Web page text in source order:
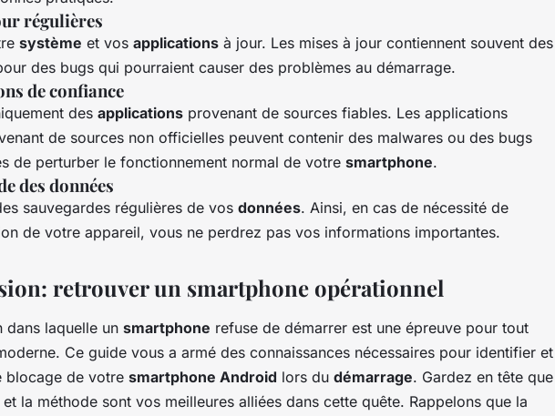
régulières
système et vos applications à jour. Les mises à jour contiennent souvent des
des bugs qui pourraient causer des problèmes au démarrage.
de confiance
des applications provenant de sources fiables. Les applications
de sources non officielles peuvent contenir des malwares ou des bugs
de perturber le fonctionnement normal de votre smartphone.
des données
sauvegardes régulières de vos données. Ainsi, en cas de nécessité de
de votre appareil, vous ne perdrez pas vos informations importantes.
retrouver un smartphone opérationnel
dans laquelle un smartphone refuse de démarrer est une épreuve pour tout
Ce guide vous a armé des connaissances nécessaires pour identifier et
blocage de votre smartphone Android lors du démarrage. Gardez en tête que
la méthode sont vos meilleures alliées dans cette quête. Rappelons que la